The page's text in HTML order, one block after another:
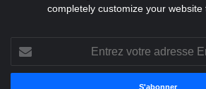
completely customize your website
votre
adresse